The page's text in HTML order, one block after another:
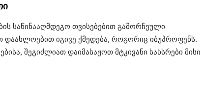
საწინააღმდეგო თვისებებით გამორჩეული
იგივე ქმედება, როგორიც იბუპროფენს.
შეგიძლიათ დაიმასაჟოთ მტკივანი სახსრები მისი